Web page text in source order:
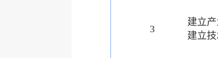
3
建立
建立